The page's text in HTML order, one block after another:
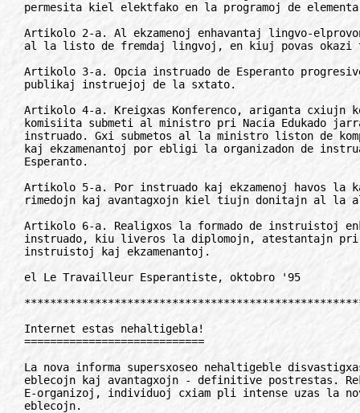
permesita kiel elektfako en la programoj de
Artikolo 2-a. Al ekzamenoj enhavantaj lingvo-
al la listo de fremdaj lingvoj, en kiuj povas
Artikolo 3-a. Opcia instruado de Esperanto
publikaj instruejoj de la sxtato.
Artikolo 4-a. Kreigxas Konferenco, ariganta cxiujn
komisiita submeti al ministro pri Nacia Edukado
instruado. Gxi submetos al la ministro liston de
kaj ekzamenantoj por ebligi la organizadon de
Esperanto.
Artikolo 5-a. Por instruado kaj ekzamenoj havos la
rimedojn kaj avantagxojn kiel tiujn donitajn al la
Artikolo 6-a. Realigxos la formado de instruistoj
instruado, kiu liveros la diplomojn, atestantajn pri
instruistoj kaj ekzamenantoj.
el Le Travailleur Esperantiste, oktobro '95
Internet estas nehaltigebla!
============================
La nova informa supersxoseo nehaltigeble
eblecojn kaj avantagxojn - definitive postrestas.
E-organizoj, individuoj cxiam pli intense uzas la
eblecojn.